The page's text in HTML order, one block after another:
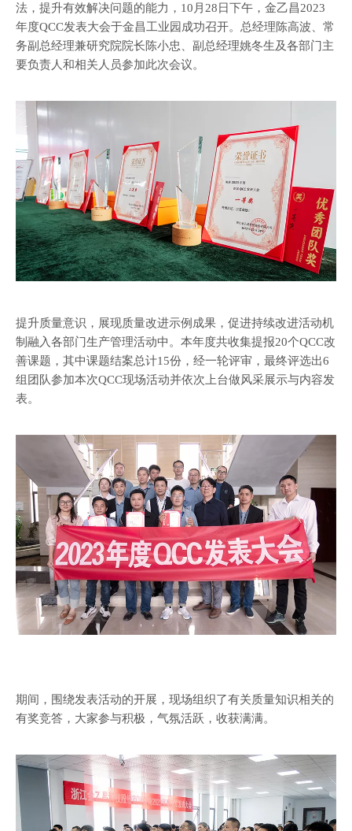
法，提升有效解决问题的能力，10月28日下午，金乙昌2023
年度QCC发表大会于金昌工业园成功召开。总经理陈高波、常
务副总经理兼研究院院长陈小忠、副总经理姚冬生及各部门主
要负责人和相关人员参加此次会议。
提升质量意识，展现质量改进示例成果，促进持续改进活动机
制融入各部门生产管理活动中。本年度共收集提报20个QCC改
善课题，其中课题结案总计15份，经一轮评审，最终评选出6
组团队参加本次QCC现场活动并依次上台做风采展示与内容发
表。
期间，围绕发表活动的开展，现场组织了有关质量知识相关的
有奖竞答，大家参与积极，气氛活跃，收获满满。